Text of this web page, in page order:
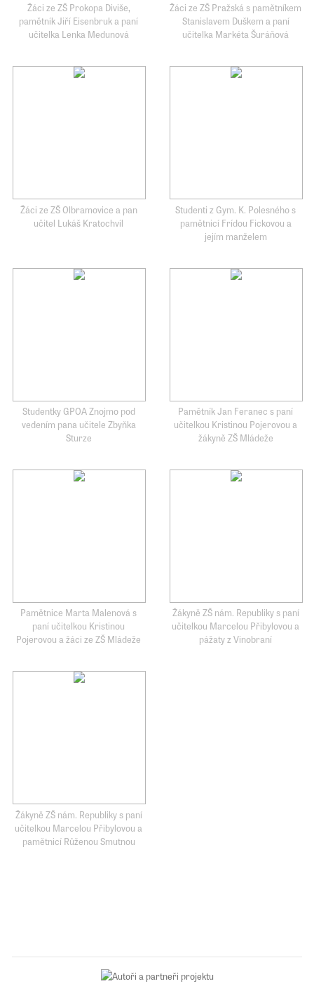
Žáci ze ZŠ Prokopa Diviše,
pamětník Jiří Eisenbruk a paní
učitelka Lenka Medunová
Žáci ze ZŠ Pražská s pamětníkem
Stanislavem Duškem a paní
učitelka Markéta Šuráňová
Žáci ze ZŠ Olbramovice a pan
učitel Lukáš Kratochvíl
Studenti z Gym. K. Polesného s
pamětnicí Frídou Fickovou a
jejím manželem
Studentky GPOA Znojmo pod
vedením pana učitele Zbyňka
Sturze
Pamětník Jan Feranec s paní
učitelkou Kristinou Pojerovou a
žákyně ZŠ Mládeže
Pamětnice Marta Malenová s
paní učitelkou Kristinou
Pojerovou a žáci ze ZŠ Mládeže
Žákyně ZŠ nám. Republiky s paní
učitelkou Marcelou Přibylovou a
pážaty z Vinobraní
Žákyně ZŠ nám. Republiky s paní
učitelkou Marcelou Přibylovou a
pamětnicí Růženou Smutnou